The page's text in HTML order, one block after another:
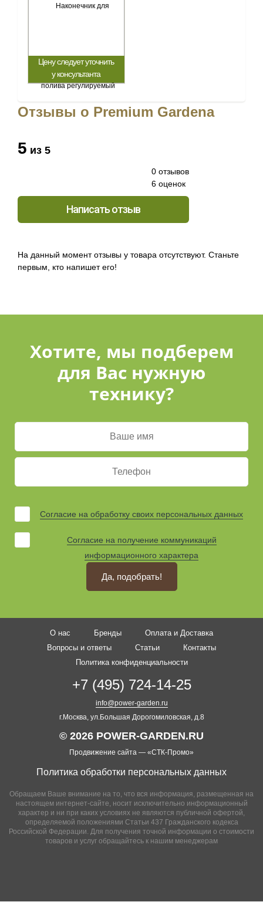
Цену следует уточнить
у консультанта
Отзывы о Premium Gardena
5 из 5
0 отзывов
6 оценок
Написать отзыв
На данный момент отзывы у товара отсутствуют. Станьте
первым, кто напишет его!
Хотите, мы подберем
для Вас нужную
технику?
Согласие на обработку своих персональных данных
Согласие на получение коммуникаций
информационного характера
Да, подобрать!
О нас Бренды
Оплата и Доставка
Вопросы и ответы
Статьи
Контакты
Политика конфиденциальности
+7 (495) 724-14-25
info@power-garden.ru
г.Москва, ул.Большая Дорогомиловская, д.8
Обращаем Ваше внимание на то, что вся информация, размещенная на
настоящем интернет-сайте, носит исключительно информационный
характер и ни при каких условиях не являются публичной офертой,
определяемой положениями Статьи 437 Гражданского кодекса
Российской Федерации. Для получения точной информации о стоимости
товаров и услуг обращайтесь к нашим менеджерам
© 2026 POWER-GARDEN.RU
Продвижение сайта — «СТК-Промо»
Политика обработки персональных данных